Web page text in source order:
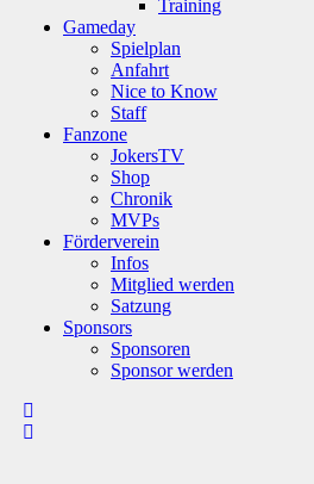
Training
Gameday
Spielplan
Anfahrt
Nice to Know
Staff
Fanzone
JokersTV
Shop
Chronik
MVPs
Förderverein
Infos
Mitglied werden
Satzung
Sponsors
Sponsoren
Sponsor werden